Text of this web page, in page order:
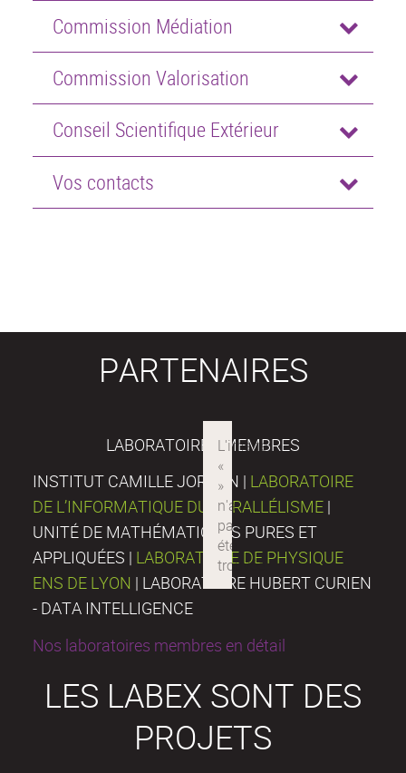
Commission Médiation
Commission Valorisation
Conseil Scientifique Extérieur
Vos contacts
PARTENAIRES
LABORATOIRES MEMBRES
INSTITUT CAMILLE JORDAN | LABORATOIRE
DE L’INFORMATIQUE DU PARALLÉLISME |
UNITÉ DE MATHÉMATIQUES PURES ET
APPLIQUÉES | LABORATOIRE DE PHYSIQUE
ENS DE LYON | LABORATOIRE HUBERT CURIEN
- DATA INTELLIGENCE
Nos laboratoires membres en détail
LES LABEX SONT DES
PROJETS